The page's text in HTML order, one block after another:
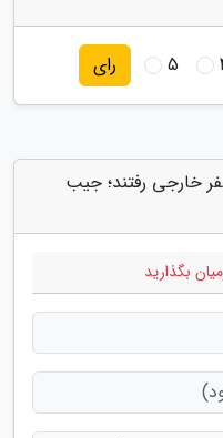
5 رای
خارجی رفتند؛ جیب
بگذارید